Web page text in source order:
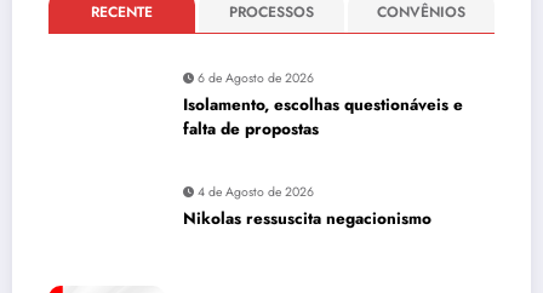
RECENTE PROCESSOS CONVÊNIOS
6 de Agosto de 2026
Isolamento, escolhas questionáveis e
falta de propostas
4 de Agosto de 2026
Nikolas ressuscita negacionismo